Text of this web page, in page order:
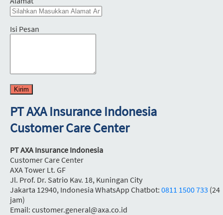
Isi Pesan
Kirim
PT AXA Insurance Indonesia
Customer Care Center
PT AXA Insurance Indonesia
Customer Care Center
AXA Tower Lt. GF
Jl. Prof. Dr. Satrio Kav. 18, Kuningan City
Jakarta 12940, Indonesia WhatsApp Chatbot: 0811 1500 733 (24
jam)
Email: customer.general@axa.co.id